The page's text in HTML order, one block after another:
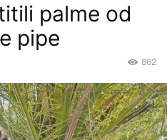
palme od
pipe
862